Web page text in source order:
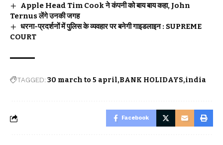
Apple Head Tim Cook ने कंपनी को बाय बाय कहा, John
Ternus लेंगे उनकी जगह
धरना-प्रदर्शनों में पुलिस के व्यवहार पर बनेगी गाइडलाइन : SUPREME
COURT
TAGGED:30 march to 5 april BANK HOLIDAYS india
Facebook